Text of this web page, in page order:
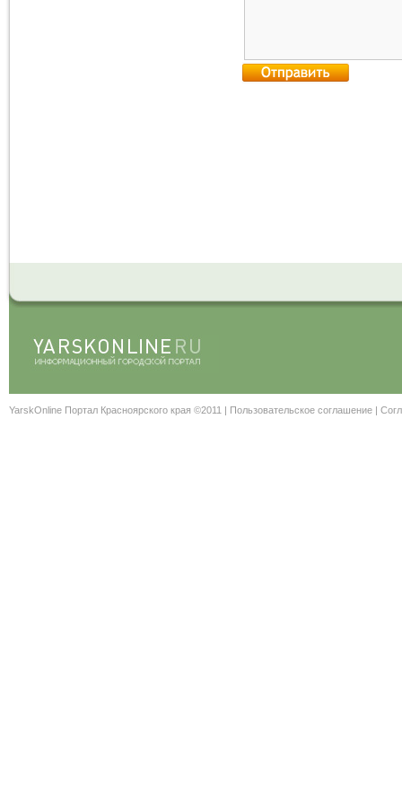
YarskOnline Портал Красноярского края ©2011 | Пользовательское соглашение |